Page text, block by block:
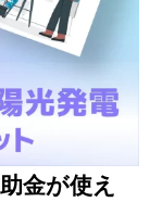
金が使え